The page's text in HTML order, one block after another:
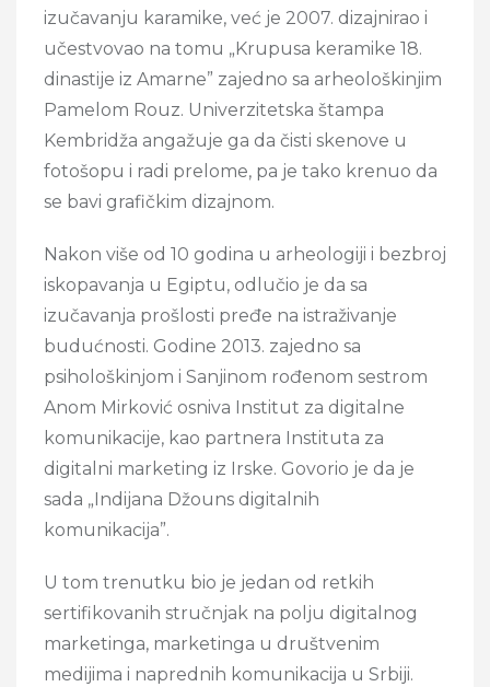
izučavanju karamike, već je 2007. dizajnirao i
učestvovao na tomu „Krupusa keramike 18.
dinastije iz Amarne” zajedno sa arheološkinjim
Pamelom Rouz. Univerzitetska štampa
Kembridža angažuje ga da čisti skenove u
fotošopu i radi prelome, pa je tako krenuo da
se bavi grafičkim dizajnom.
Nakon više od 10 godina u arheologiji i bezbroj
iskopavanja u Egiptu, odlučio je da sa
izučavanja prošlosti pređe na istraživanje
budućnosti. Godine 2013. zajedno sa
psihološkinjom i Sanjinom rođenom sestrom
Anom Mirković osniva Institut za digitalne
komunikacije, kao partnera Instituta za
digitalni marketing iz Irske. Govorio je da je
sada „Indijana Džouns digitalnih
komunikacija”.
U tom trenutku bio je jedan od retkih
sertifikovanih stručnjak na polju digitalnog
marketinga, marketinga u društvenim
medijima i naprednih komunikacija u Srbiji.